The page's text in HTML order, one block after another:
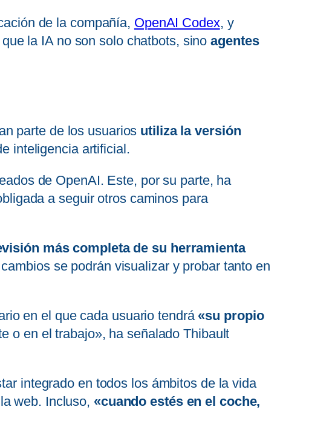
de la compañía, OpenAI Codex, y
la IA no son solo chatbots, sinoagentes
parte de los usuarios utiliza la versión
inteligencia artificial.
de OpenAI. Este, por su parte, ha
a seguir otros caminos para
más completa de su herramienta
se podrán visualizar y probar tanto en
en el que cada usuario tendrá«su propio
o en el trabajo», ha señalado Thibault
integrado en todos los ámbitos de la vida
web. Incluso, «cuando estés en el coche,